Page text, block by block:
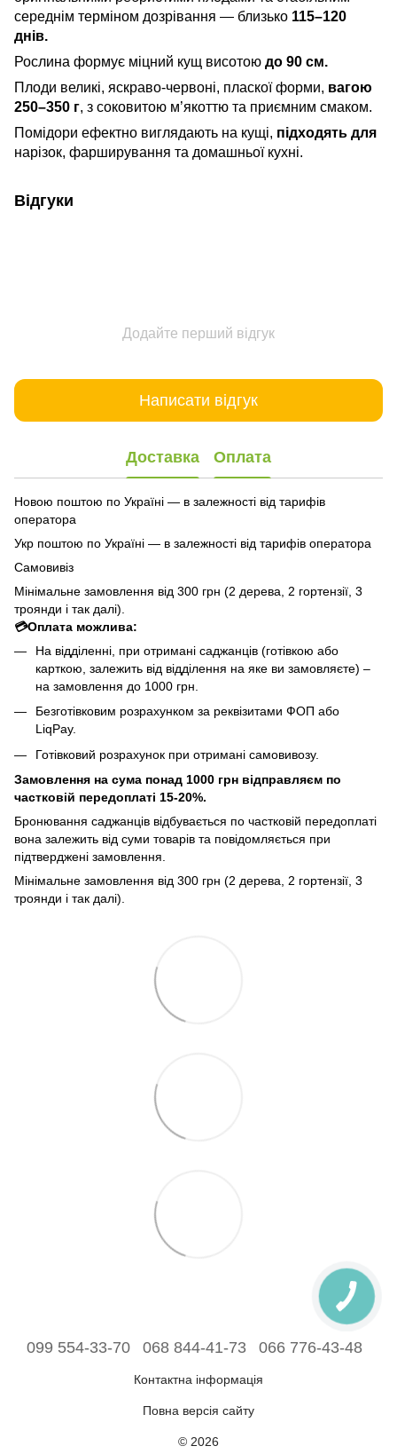
середнім терміном дозрівання — близько 115–120
днів.
Рослина формує міцний кущ висотою до 90 см.
Плоди великі, яскраво-червоні, пласкої форми, вагою
250–350 г, з соковитою м’якоттю та приємним смаком.
Помідори ефектно виглядають на кущі, підходять для
нарізок, фарширування та домашньої кухні.
Відгуки
Додайте перший відгук
Написати відгук
Доставка Оплата
Новою поштою по Україні — в залежності від тарифів
оператора
Укр поштою по Україні — в залежності від тарифів оператора
Самовивіз
Мінімальне замовлення від 300 грн (2 дерева, 2 гортензії, 3
троянди і так далі).
💳Оплата можлива:
На відділенні, при отримані саджанців (готівкою або
карткою, залежить від відділення на яке ви замовляєте) –
на замовлення до 1000 грн.
Безготівковим розрахунком за реквізитами ФОП або
LiqPay.
Готівковий розрахунок при отримані самовивозу.
Замовлення на сума понад 1000 грн відправляєм по
частковій передоплаті 15-20%.
Бронювання саджанців відбувається по частковій передоплаті
вона залежить від суми товарів та повідомляється при
підтверджені замовлення.
Мінімальне замовлення від 300 грн (2 дерева, 2 гортензії, 3
троянди і так далі).
099 554-33-70 068 844-41-73 066 776-43-48
Контактна інформація
Повна версія сайту
© 2026